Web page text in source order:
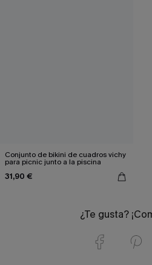
Conjunto de bikini de cuadros vichy
para picnic junto a la piscina
31,90 €
¿Te gusta?